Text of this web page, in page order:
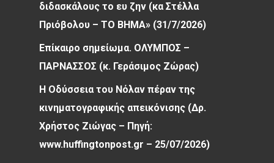
διδασκάλους το ευ ζην (κα Στέλλα
Πριόβολου – ΤΟ ΒΗΜΑ» (31/7/2026)
Επίκαιρο σημείωμα. ΟΛΥΜΠΟΣ –
ΠΑΡΝΑΣΣΟΣ (κ. Γεράσιμος Ζώρας)
Η Οδύσσεια του Νόλαν πέραν της
κινηματογραφικής απεικόνισης (Δρ.
Χρήστος Ζιώγας – Πηγή:
www.huffingtonpost.gr – 25/07/2026)